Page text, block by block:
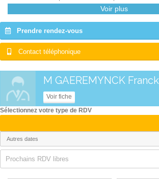
Voir plus
Prendre rendez-vous
Contact téléphonique
M GAEREMYNCK Franck
Voir fiche
Sélectionnez votre type de RDV
Prochains RDV libres